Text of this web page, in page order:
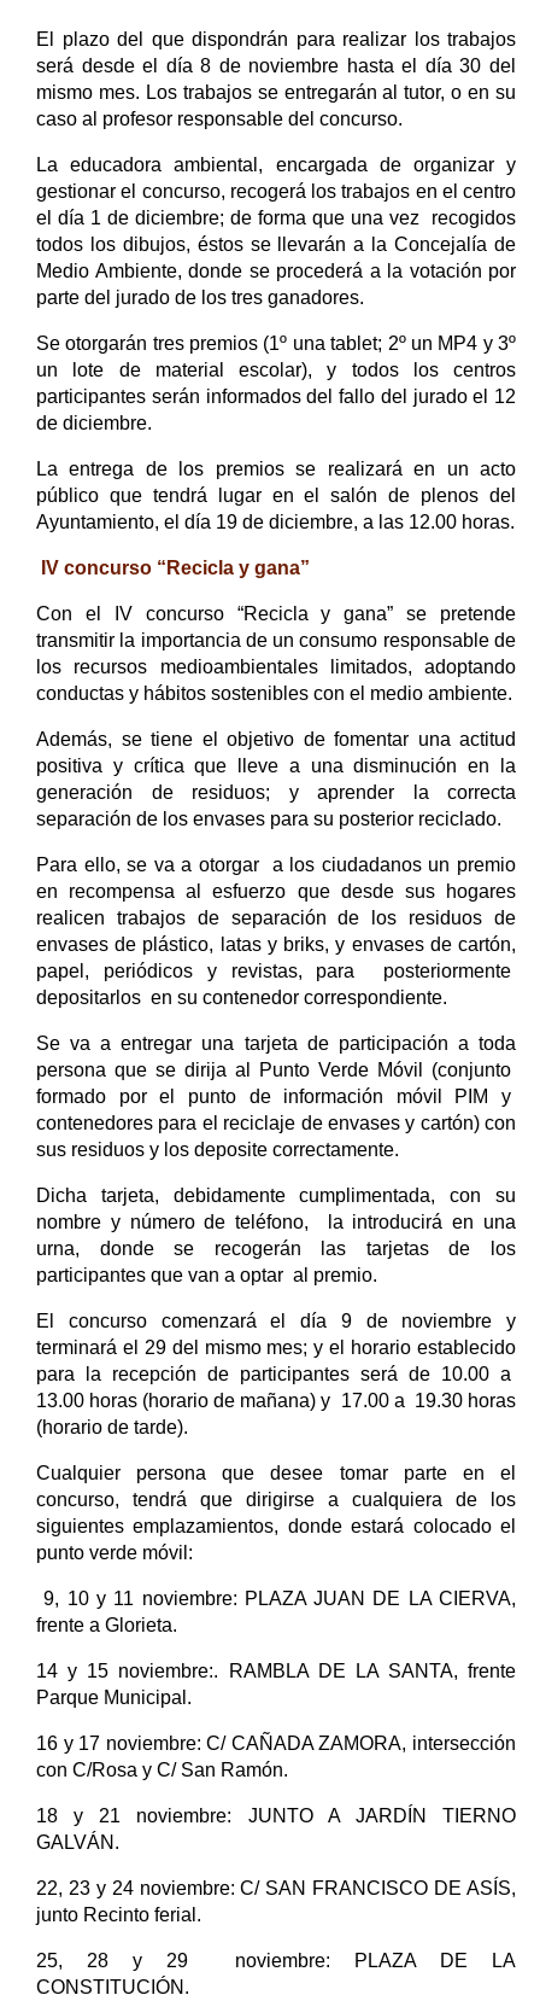
El plazo del que dispondrán para realizar los trabajos
será desde el día 8 de noviembre hasta el día 30 del
mismo mes. Los trabajos se entregarán al tutor, o en su
caso al profesor responsable del concurso.
La educadora ambiental, encargada de organizar y
gestionar el concurso, recogerá los trabajos en el centro
el día 1 de diciembre; de forma que una vez recogidos
todos los dibujos, éstos se llevarán a la Concejalía de
Medio Ambiente, donde se procederá a la votación por
parte del jurado de los tres ganadores.
Se otorgarán tres premios (1º una tablet; 2º un MP4 y 3º
un lote de material escolar), y todos los centros
participantes serán informados del fallo del jurado el 12
de diciembre.
La entrega de los premios se realizará en un acto
público que tendrá lugar en el salón de plenos del
Ayuntamiento, el día 19 de diciembre, a las 12.00 horas.
IV concurso “Recicla y gana”
Con el IV concurso “Recicla y gana” se pretende
transmitir la importancia de un consumo responsable de
los recursos medioambientales limitados, adoptando
conductas y hábitos sostenibles con el medio ambiente.
Además, se tiene el objetivo de fomentar una actitud
positiva y crítica que lleve a una disminución en la
generación de residuos; y aprender la correcta
separación de los envases para su posterior reciclado.
Para ello, se va a otorgar a los ciudadanos un premio
en recompensa al esfuerzo que desde sus hogares
realicen trabajos de separación de los residuos de
envases de plástico, latas y briks, y envases de cartón,
papel, periódicos y revistas, para posteriormente
depositarlos en su contenedor correspondiente.
Se va a entregar una tarjeta de participación a toda
persona que se dirija al Punto Verde Móvil (conjunto
formado por el punto de información móvil PIM y
contenedores para el reciclaje de envases y cartón) con
sus residuos y los deposite correctamente.
Dicha tarjeta, debidamente cumplimentada, con su
nombre y número de teléfono, la introducirá en una
urna, donde se recogerán las tarjetas de los
participantes que van a optar al premio.
El concurso comenzará el día 9 de noviembre y
terminará el 29 del mismo mes; y el horario establecido
para la recepción de participantes será de 10.00 a
13.00 horas (horario de mañana) y 17.00 a 19.30 horas
(horario de tarde).
Cualquier persona que desee tomar parte en el
concurso, tendrá que dirigirse a cualquiera de los
siguientes emplazamientos, donde estará colocado el
punto verde móvil:
9, 10 y 11 noviembre: PLAZA JUAN DE LA CIERVA,
frente a Glorieta.
14 y 15 noviembre:. RAMBLA DE LA SANTA, frente
Parque Municipal.
16 y 17 noviembre: C/ CAÑADA ZAMORA, intersección
con C/Rosa y C/ San Ramón.
18 y 21 noviembre: JUNTO A JARDÍN TIERNO
GALVÁN.
22, 23 y 24 noviembre: C/ SAN FRANCISCO DE ASÍS,
junto Recinto ferial.
25, 28 y 29 noviembre: PLAZA DE LA
CONSTITUCIÓN.